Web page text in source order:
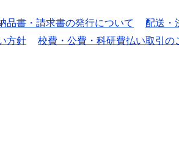
品書・請求書の発行について 配送・
方針 校費・公費・科研費払い取引の